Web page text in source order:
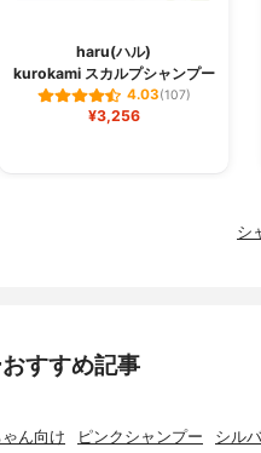
haru(ハル)
kurokami スカルプシャンプー
4.03(107)
¥3,256
シ
すすめ記事
ん向け ピンクシャンプー シル